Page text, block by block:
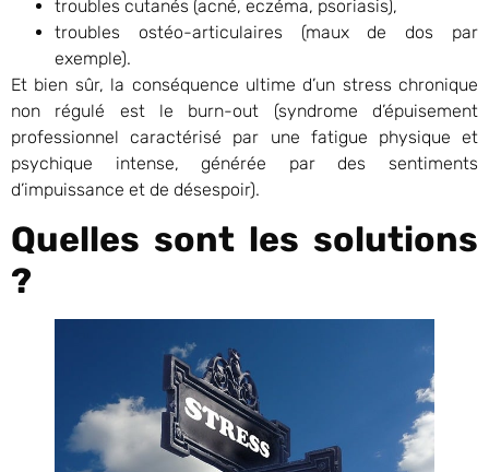
troubles cutanés (acné, eczéma, psoriasis),
troubles ostéo-articulaires (maux de dos par
exemple).
Et bien sûr, la conséquence ultime d’un stress chronique
non régulé est le burn-out (syndrome d’épuisement
professionnel caractérisé par une fatigue physique et
psychique intense, générée par des sentiments
d’impuissance et de désespoir).
Quelles sont les solutions
?